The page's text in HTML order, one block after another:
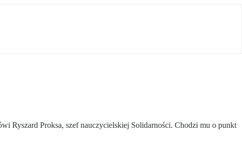
Ryszard Proksa, szef nauczycielskiej Solidarności. Chodzi mu o punkt